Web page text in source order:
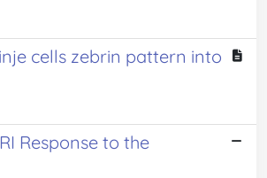
cells zebrin pattern into
Response to the